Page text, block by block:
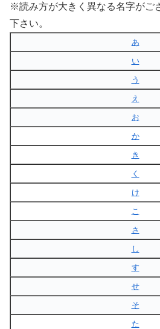
※読み方が大きく異なる名字がご
下さい。
あ
い
う
え
お
か
き
く
け
こ
さ
し
す
せ
そ
た